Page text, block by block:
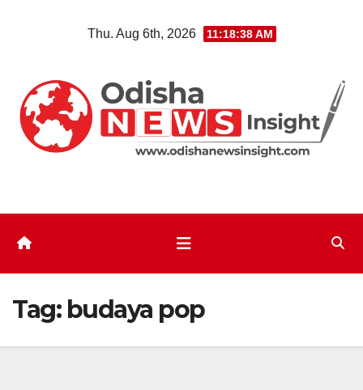
Thu. Aug 6th, 2026 11:18:38 AM
Tag: budaya pop